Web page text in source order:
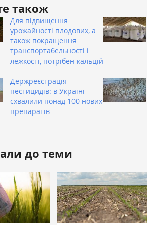
також
Для підвищення
урожайності плодових, а
також покращення
транспортабельності і
лежкості, потрібен кальцій
Держреєстрація
пестицидів: в Україні
схвалили понад 100 нових
препаратів
до теми